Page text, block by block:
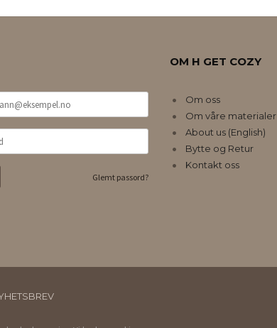
Glemt passord?
OM H GET COZY
Om oss
Om våre materialer
About us (English)
Bytte og Retur
Kontakt oss